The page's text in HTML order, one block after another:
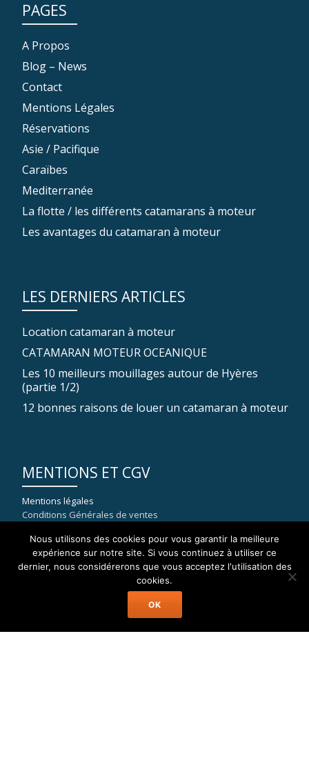
PAGES
A Propos
Blog – News
Contact
Mentions Légales
Réservations
Asie / Pacifique
Caraïbes
Mediterranée
La flotte / les différents catamarans à moteur
Les avantages du catamaran à moteur
LES DERNIERS ARTICLES
Location catamaran à moteur
CATAMARAN MOTEUR OCEANIQUE
Les 10 meilleurs mouillages autour de Hyères
(partie 1/2)
12 bonnes raisons de louer un catamaran à moteur
MENTIONS ET CGV
Mentions légales
Conditions Générales de ventes
83400 HYERES
Nous utilisons des cookies pour vous garantir la meilleure
expérience sur notre site. Si vous continuez à utiliser ce
dernier, nous considérerons que vous acceptez l'utilisation des
cookies.
OK